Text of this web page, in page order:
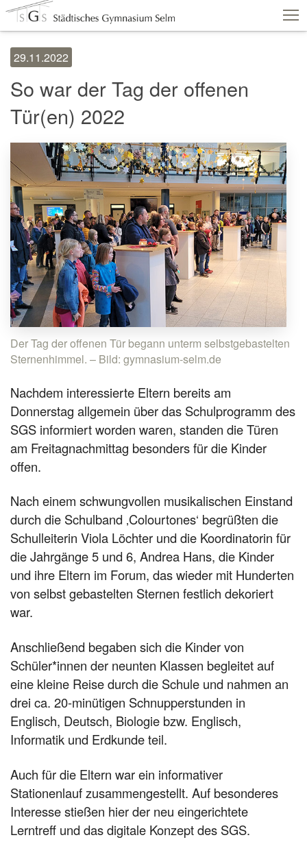
Schulshop
Vertretungen Kontakt
Aktuelles Schule
Personen
Service
29.11.2022
So war der Tag der offenen
Tür(en) 2022
Der Tag der offenen Tür begann unterm selbstgebastelten
Sternenhimmel. – Bild: gymnasium-selm.de
Nachdem interessierte Eltern bereits am
Donnerstag allgemein über das Schulprogramm des
SGS informiert worden waren, standen die Türen
am Freitagnachmittag besonders für die Kinder
offen.
Nach einem schwungvollen musikalischen Einstand
durch die Schulband ‚Colourtones‘ begrüßten die
Schulleiterin Viola Löchter und die Koordinatorin für
die Jahrgänge 5 und 6, Andrea Hans, die Kinder
und ihre Eltern im Forum, das wieder mit Hunderten
von selbst gebastelten Sternen festlich dekoriert
war.
Anschließend begaben sich die Kinder von
Schüler*innen der neunten Klassen begleitet auf
eine kleine Reise durch die Schule und nahmen an
drei ca. 20-minütigen Schnupperstunden in
Englisch, Deutsch, Biologie bzw. Englisch,
Informatik und Erdkunde teil.
Auch für die Eltern war ein informativer
Stationenlauf zusammengestellt. Auf besonderes
Interesse stießen hier der neu eingerichtete
Lerntreff und das digitale Konzept des SGS.